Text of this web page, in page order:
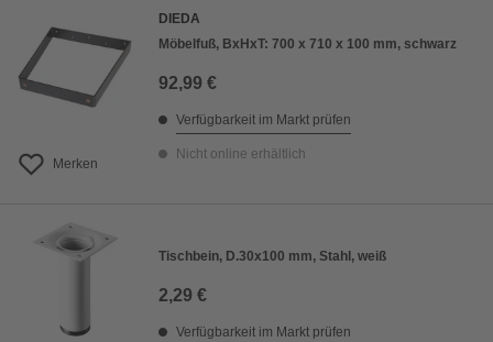
Merken
DIEDA
Möbelfuß, BxHxT: 700 x 710 x 100 mm, schwarz
92,99 €
Verfügbarkeit im Markt prüfen
Nicht online erhältlich
Tischbein, D.30x100 mm, Stahl, weiß
2,29 €
Verfügbarkeit im Markt prüfen